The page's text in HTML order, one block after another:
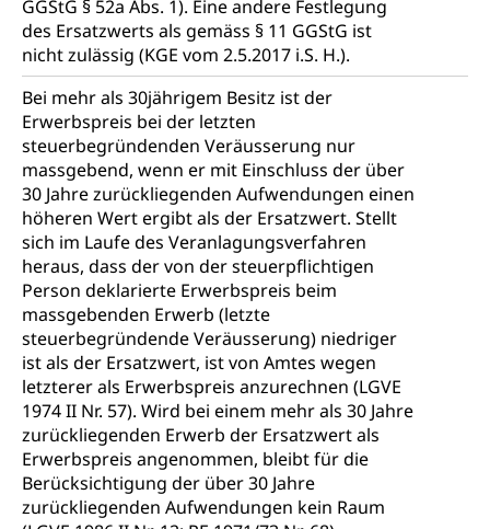
GGStG § 52a Abs. 1). Eine andere Festlegung
des Ersatzwerts als gemäss § 11 GGStG ist
nicht zulässig (KGE vom 2.5.2017 i.S. H.).
Bei mehr als 30jährigem Besitz ist der
Erwerbspreis bei der letzten
steuerbegründenden Veräusserung nur
massgebend, wenn er mit Einschluss der über
30 Jahre zurückliegenden Aufwendungen einen
höheren Wert ergibt als der Ersatzwert. Stellt
sich im Laufe des Veranlagungsverfahren
heraus, dass der von der steuerpflichtigen
Person deklarierte Erwerbspreis beim
massgebenden Erwerb (letzte
steuerbegründende Veräusserung) niedriger
ist als der Ersatzwert, ist von Amtes wegen
letzterer als Erwerbspreis anzurechnen (LGVE
1974 II Nr. 57). Wird bei einem mehr als 30 Jahre
zurückliegenden Erwerb der Ersatzwert als
Erwerbspreis angenommen, bleibt für die
Berücksichtigung der über 30 Jahre
zurückliegenden Aufwendungen kein Raum
Konsumentenorganisation, parallele Einfuhr,
regionale Erschöpfung, nationale Erschöpfung,
internationale Erschöpfung, Preisabsprache, Kartell,
Cassis-deDijon-Prinzip
Lebensmittelkontrolle und
Verbraucherschutz
Krankenversicherung
Unfallversicherung, Berufsunfallversicherung,
Krankheit, Unfall, Prämienverbilligung,
Krankenkasse
Krankenversicherung (WAS Luzern)
Prämienverbilligung (WAS Luzern)
Obligatorische Krankenversicherung (WAS
Luzern)
Kranken- und Unfallversicherung
Lebensmittelsicherheit
sichere Lebensmittel, Lebensmittelkontrolle,
Lebensmittelhygiene, Produktesicherheit
Trinkwasser
Lebensmittel
Prävention
Gesundheitsvorsorge, Wellness, Unfallverhütung,
Suchtprävention, Alkoholprävention,
Tabakprävention, Primärprävention,
Sekundärprävention, Tertiärprävention
Darmkrebsvorsorge
Soziale Sicherheit